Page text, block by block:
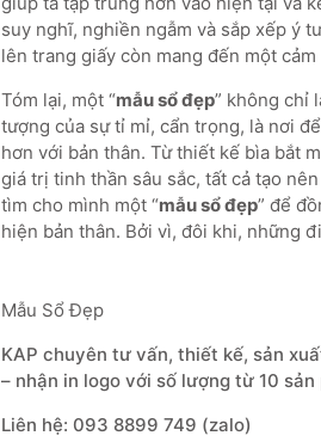
suy nghĩ, nghiền ngẫm và sắp xếp ý
lên trang giấy còn mang đến một
Tóm lại, một “mẫu sổ đẹp” không chỉ
tượng của sự tỉ mỉ, cẩn trọng, là nơi
hơn với bản thân. Từ thiết kế bìa bắt
giá trị tinh thần sâu sắc, tất cả tạo
tìm cho mình một “mẫu sổ đẹp” để
hiện bản thân. Bởi vì, đôi khi, những
Mẫu Sổ Đẹp
KAP chuyên tư vấn, thiết kế, sản
– nhận in logo với số lượng từ 10 sản
Liên hệ: 093 8899 749 (zalo)